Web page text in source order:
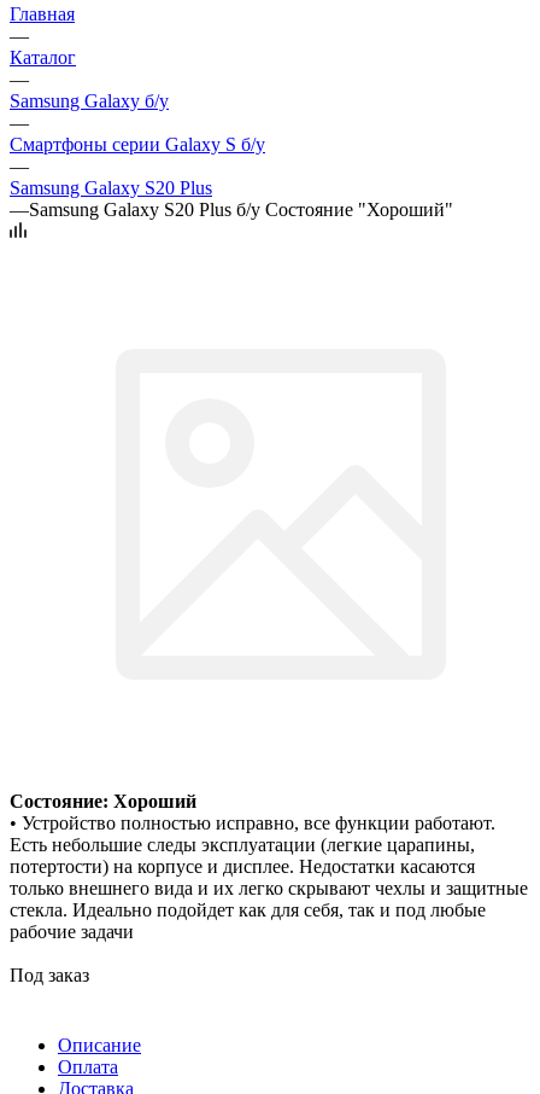
Главная
—
Каталог
—
Samsung Galaxy б/у
—
Смартфоны серии Galaxy S б/у
—
Samsung Galaxy S20 Plus
—Samsung Galaxy S20 Plus б/у Состояние "Хороший"
Состояние: Хороший
• Устройство полностью исправно, все функции работают.
Есть небольшие следы эксплуатации (легкие царапины,
потертости) на корпусе и дисплее. Недостатки касаются
только внешнего вида и их легко скрывают чехлы и защитные
стекла. Идеально подойдет как для себя, так и под любые
рабочие задачи
Под заказ
Описание
Оплата
Доставка